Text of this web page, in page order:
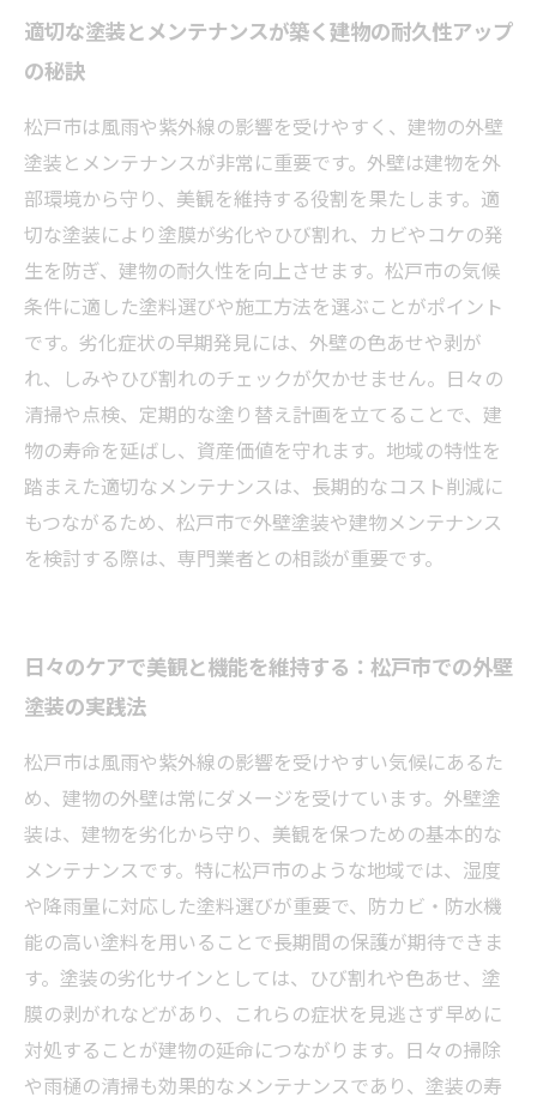
適切な塗装とメンテナンスが築く建物の耐久性アップ
の秘訣
松戸市は風雨や紫外線の影響を受けやすく、建物の外壁
塗装とメンテナンスが非常に重要です。外壁は建物を外
部環境から守り、美観を維持する役割を果たします。適
切な塗装により塗膜が劣化やひび割れ、カビやコケの発
生を防ぎ、建物の耐久性を向上させます。松戸市の気候
条件に適した塗料選びや施工方法を選ぶことがポイント
です。劣化症状の早期発見には、外壁の色あせや剥が
れ、しみやひび割れのチェックが欠かせません。日々の
清掃や点検、定期的な塗り替え計画を立てることで、建
物の寿命を延ばし、資産価値を守れます。地域の特性を
踏まえた適切なメンテナンスは、長期的なコスト削減に
もつながるため、松戸市で外壁塗装や建物メンテナンス
を検討する際は、専門業者との相談が重要です。
日々のケアで美観と機能を維持する：松戸市での外壁
塗装の実践法
松戸市は風雨や紫外線の影響を受けやすい気候にあるた
め、建物の外壁は常にダメージを受けています。外壁塗
装は、建物を劣化から守り、美観を保つための基本的な
メンテナンスです。特に松戸市のような地域では、湿度
や降雨量に対応した塗料選びが重要で、防カビ・防水機
能の高い塗料を用いることで長期間の保護が期待できま
す。塗装の劣化サインとしては、ひび割れや色あせ、塗
膜の剥がれなどがあり、これらの症状を見逃さず早めに
対処することが建物の延命につながります。日々の掃除
や雨樋の清掃も効果的なメンテナンスであり、塗装の寿